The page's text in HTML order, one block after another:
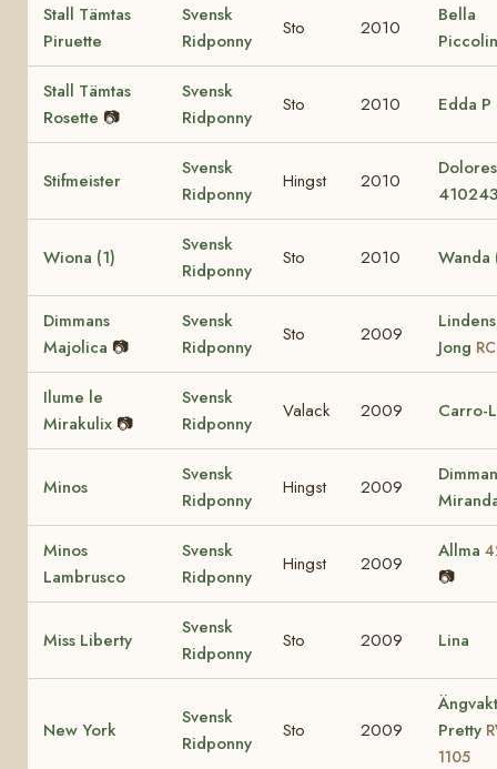
Stall Tämtas
Piruette
Svensk
Ridponny
Sto 2010
Bella
Stall Tämtas
Rosette 📷
Svensk
Ridponny
Sto 2010 Edda P
Stifmeister
Svensk
Ridponny
Hingst 2010
Wiona (1)
Svensk
Ridponny
Sto 2010 Wanda
Dimmans
Majolica 📷
Svensk
Ridponny
Sto 2009
Jong
Ilume le
Mirakulix 📷
Svensk
Ridponny
Valack 2009 Carro-
Minos
Svensk
Ridponny
Hingst 2009
Minos
Lambrusco
Svensk
Ridponny
Hingst 2009
Allma
📷
Miss Liberty
Svensk
Ridponny
Sto 2009 Lina
New York
Svensk
Ridponny
Sto 2009
Pretty
1105